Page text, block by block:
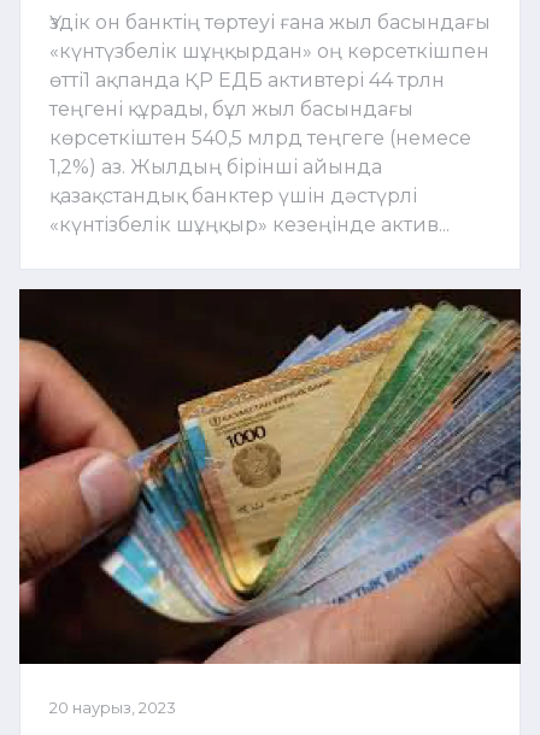
Үздік он банктің төртеуі ғана жыл басындағы
«күнтүзбелік шұңқырдан» оң көрсеткішпен
өтті1 ақпанда ҚР ЕДБ активтері 44 трлн
теңгені құрады, бұл жыл басындағы
көрсеткіштен 540,5 млрд теңгеге (немесе
1,2%) аз. Жылдың бірінші айында
қазақстандық банктер үшін дәстүрлі
«күнтізбелік шұңқыр» кезеңінде актив...
20 наурыз, 2023